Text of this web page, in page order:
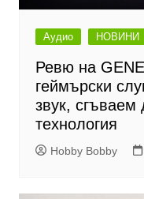
Аудио НОВИНИ
Ревю на
геймърски
звук, сгъваем
технология
Hobby Bobby